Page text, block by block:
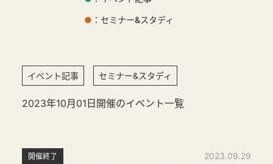
● ：セミナー&スタディ
イベント記事 セミナー&スタディ
2023年10月01日開催のイベント一覧
開催終了 2023.09.29